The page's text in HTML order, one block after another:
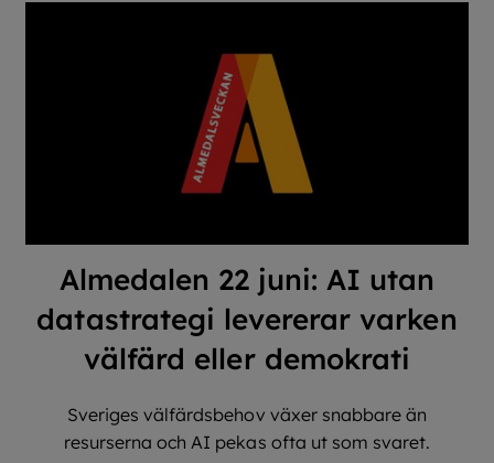
Almedalen 22 juni: AI utan
datastrategi levererar varken
välfärd eller demokrati
Sveriges välfärdsbehov växer snabbare än
resurserna och AI pekas ofta ut som svaret.